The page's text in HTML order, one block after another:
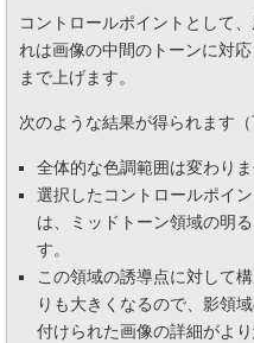
コントロールポイントとして
れは画像の中間のトーンに対
まで上げます。
次のような結果が得られます
全体的な色調範囲は変わりま
選択したコントロールポイ
は、ミッドトーン領域の明
す。
この領域の誘導点に対して
りも大きくなるので、影領
付けられた画像の詳細がより